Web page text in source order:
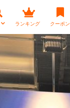
ランキング クーポン